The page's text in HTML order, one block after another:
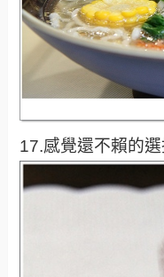
17.感覺還不賴的